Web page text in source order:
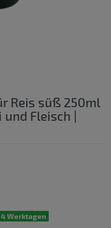
Reis süß 250ml
Fleisch |
Werktagen